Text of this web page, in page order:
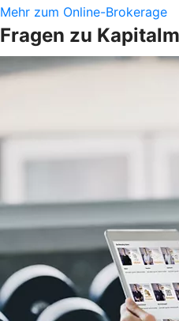
Mehr zum Online-Brokerage
Fragen zu